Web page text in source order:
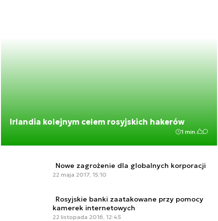
Irlandia kolejnym celem rosyjskich hakerów
1 min.
Nowe zagrożenie dla globalnych korporacji
22 maja 2017, 15:10
Rosyjskie banki zaatakowane przy pomocy
kamerek internetowych
22 listopada 2016, 12:45